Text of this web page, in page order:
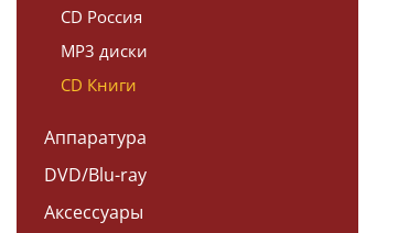
CD Россия
MP3 диски
CD Книги
Аппаратура
DVD/Blu-ray
Аксессуары